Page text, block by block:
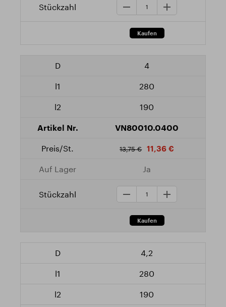
4
280
190
VN80010.0400
13,75 € 11,36 €
Ja
4,2
280
190